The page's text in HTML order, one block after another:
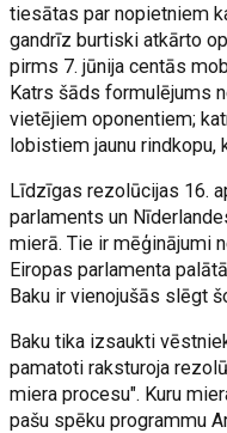
tiesātas par nopietniem
gandrīz burtiski atkārto
pirms 7. jūnija centās
Katrs šāds formulējums
vietējiem oponentiem;
lobistiem jaunu rindkopu,
Līdzīgas rezolūcijas 16.
parlaments un
mierā. Tie ir mēģinājumi
Eiropas parlamenta
Baku ir vienojušās slēgt
Baku tika izsaukti
pamatoti raksturoja
miera procesu". Kuru
pašu spēku programmu